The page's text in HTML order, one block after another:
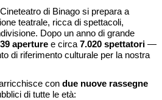
di Binago si prepara a
teatrale, ricca di spettacoli,
Dopo un anno di grande
39 aperture e circa7.020 spettatori —
di riferimento culturale per la nostra
con due nuove rassegne
di tutte le età: